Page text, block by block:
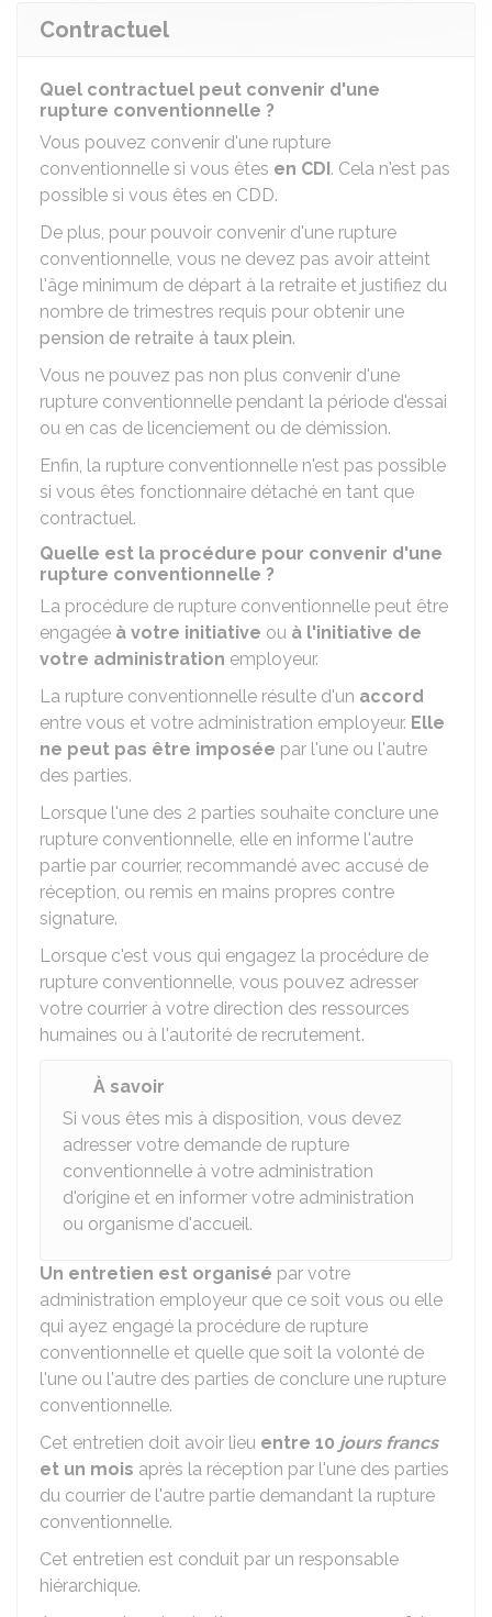
Contractuel
Quel contractuel peut convenir d'une
rupture conventionnelle ?
Vous pouvez convenir d'une rupture
conventionnelle si vous êtes en CDI. Cela n'est pas
possible si vous êtes en CDD.
De plus, pour pouvoir convenir d'une rupture
conventionnelle, vous ne devez pas avoir atteint
l'âge minimum de départ à la retraite et justifiez du
nombre de trimestres requis pour obtenir une
pension de retraite à taux plein.
Vous ne pouvez pas non plus convenir d'une
rupture conventionnelle pendant la période d'essai
ou en cas de licenciement ou de démission.
Enfin, la rupture conventionnelle n'est pas possible
si vous êtes fonctionnaire détaché en tant que
contractuel.
Quelle est la procédure pour convenir d'une
rupture conventionnelle ?
La procédure de rupture conventionnelle peut être
engagée à votre initiative ou à l'initiative de
votre administration employeur.
La rupture conventionnelle résulte d'un accord
entre vous et votre administration employeur. Elle
ne peut pas être imposée par l'une ou l'autre
des parties.
Lorsque l'une des 2 parties souhaite conclure une
rupture conventionnelle, elle en informe l'autre
partie par courrier, recommandé avec accusé de
réception, ou remis en mains propres contre
signature.
Lorsque c'est vous qui engagez la procédure de
rupture conventionnelle, vous pouvez adresser
votre courrier à votre direction des ressources
humaines ou à l'autorité de recrutement.
À savoir
Si vous êtes mis à disposition, vous devez
adresser votre demande de rupture
conventionnelle à votre administration
d'origine et en informer votre administration
ou organisme d'accueil.
Un entretien est organisé par votre
administration employeur que ce soit vous ou elle
qui ayez engagé la procédure de rupture
conventionnelle et quelle que soit la volonté de
l'une ou l'autre des parties de conclure une rupture
conventionnelle.
Cet entretien doit avoir lieu entre 10 jours francs
et un mois après la réception par l'une des parties
du courrier de l'autre partie demandant la rupture
conventionnelle.
Cet entretien est conduit par un responsable
hiérarchique.